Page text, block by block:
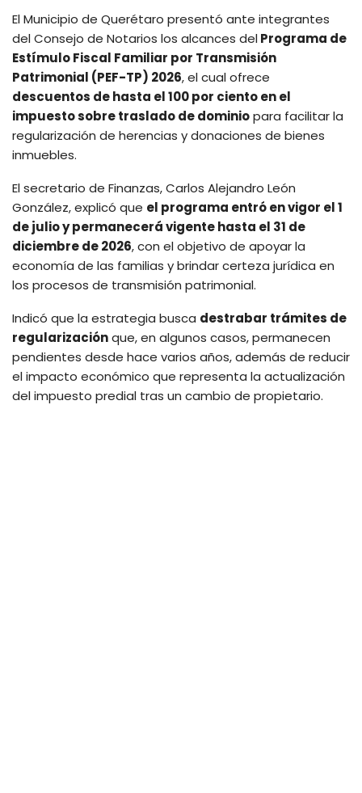
El Municipio de Querétaro presentó ante integrantes
del Consejo de Notarios los alcances delPrograma de
Estímulo Fiscal Familiar por Transmisión
Patrimonial (PEF-TP) 2026, el cual ofrece
descuentos de hasta el 100 por ciento en el
impuesto sobre traslado de dominiopara facilitar la
regularización de herencias y donaciones de bienes
inmuebles.
El secretario de Finanzas, Carlos Alejandro León
González, explicó que el programa entró en vigor el 1
de julio y permanecerá vigente hasta el 31 de
diciembre de 2026, con el objetivo de apoyar la
economía de las familias y brindar certeza jurídica en
los procesos de transmisión patrimonial.
Indicó que la estrategia busca destrabar trámites de
regularizaciónque, en algunos casos, permanecen
pendientes desde hace varios años, además de reducir
el impacto económico que representa la actualización
del impuesto predial tras un cambio de propietario.